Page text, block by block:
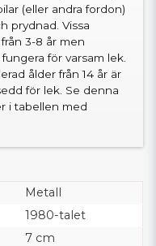
(eller andra fordon)
prydnad. Vissa
3-8 år men
för varsam lek.
ålder från 14 år är
för lek. Se denna
i tabellen med
Metall
1980-talet
7 cm